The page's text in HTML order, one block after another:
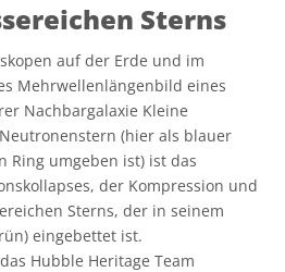
Sterns
auf der Erde und im
Mehrwellenlängenbild eines
Nachbargalaxie Kleine
(hier als blauer
Ring umgeben ist) ist das
der Kompression und
Sterns, der in seinem
eingebettet ist.
Hubble Heritage Team